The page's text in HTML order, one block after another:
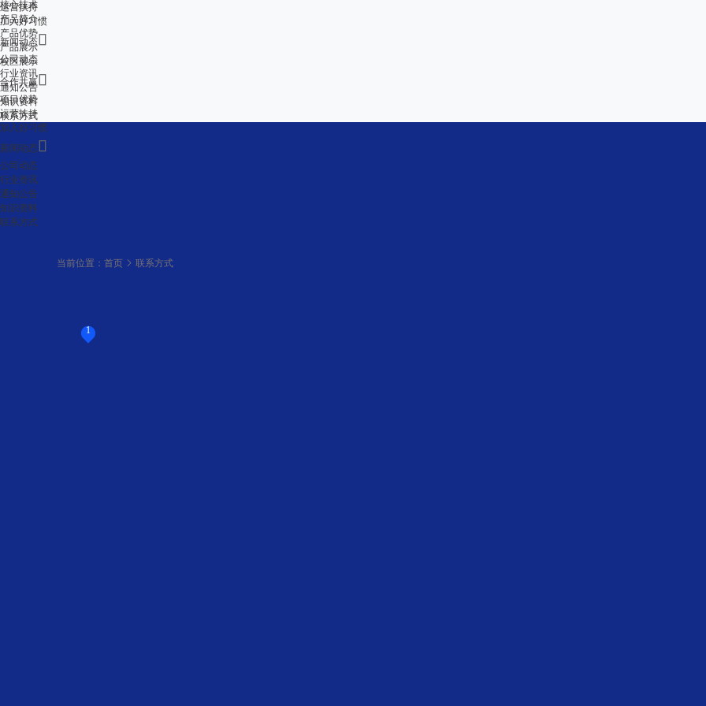
运营扶持
加入好习惯
新闻动态
公司动态
行业资讯
通知公告
知识资料
联系方式
核心技术
产品简介
产品优势
产品展示
校区展示
合作共赢
项目优势
运营扶持
加入好习惯
新闻动态
公司动态
行业资讯
通知公告
知识资料
联系方式
当前位置： 首页 联系方式
1